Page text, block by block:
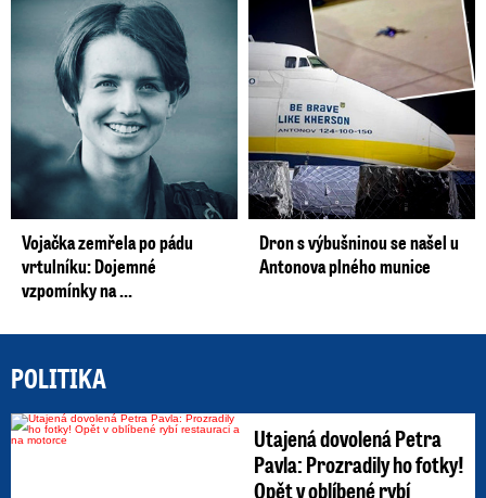
Vojačka zemřela po pádu
vrtulníku: Dojemné
vzpomínky na ...
Dron s výbušninou se našel u
Antonova plného munice
POLITIKA
Utajená dovolená Petra
Pavla: Prozradily ho fotky!
Opět v oblíbené rybí